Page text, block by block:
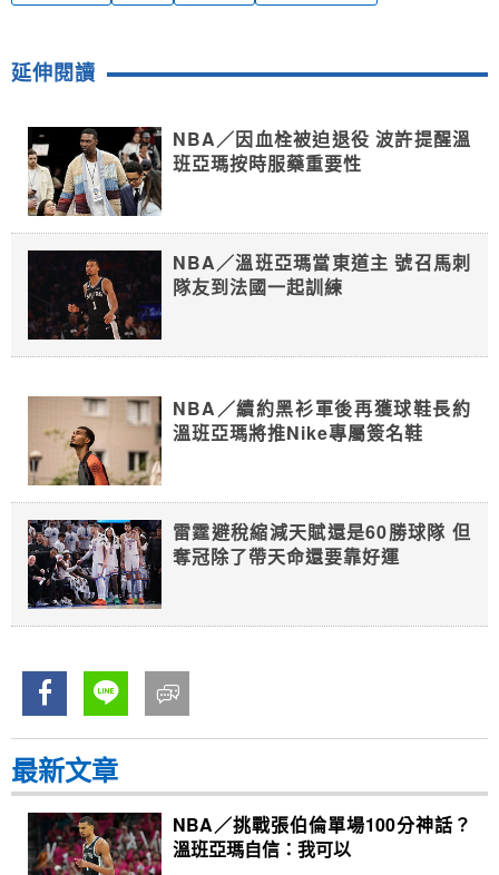
延伸閱讀
NBA／因血栓被迫退役 波許提醒溫
班亞瑪按時服藥重要性
NBA／溫班亞瑪當東道主 號召馬刺
隊友到法國一起訓練
NBA／續約黑衫軍後再獲球鞋長約
溫班亞瑪將推Nike專屬簽名鞋
雷霆避稅縮減天賦還是60勝球隊 但
奪冠除了帶天命還要靠好運
最新文章
NBA／挑戰張伯倫單場100分神話？
溫班亞瑪自信：我可以